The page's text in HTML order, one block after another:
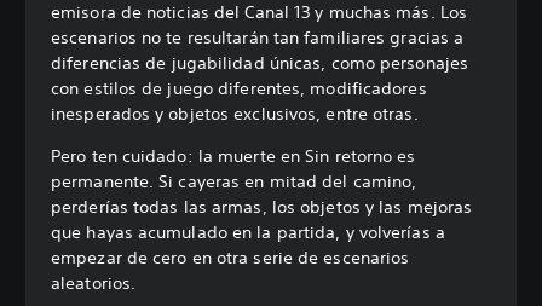
emisora de noticias del Canal 13 y muchas más. Los
escenarios no te resultarán tan familiares gracias a
diferencias de jugabilidad únicas, como personajes
con estilos de juego diferentes, modificadores
inesperados y objetos exclusivos, entre otras.
Pero ten cuidado: la muerte en Sin retorno es
permanente. Si cayeras en mitad del camino,
perderías todas las armas, los objetos y las mejoras
que hayas acumulado en la partida, y volverías a
empezar de cero en otra serie de escenarios
aleatorios.